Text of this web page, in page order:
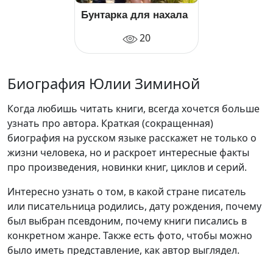
Бунтарка для нахала
20
Биография Юлии Зиминой
Когда любишь читать книги, всегда хочется больше
узнать про автора. Краткая (сокращенная)
биография на русском языке расскажет не только о
жизни человека, но и раскроет интересные факты
про произведения, новинки книг, циклов и серий.
Интересно узнать о том, в какой стране писатель
или писательница родились, дату рождения, почему
был выбран псевдоним, почему книги писались в
конкретном жанре. Также есть фото, чтобы можно
было иметь представление, как автор выглядел.